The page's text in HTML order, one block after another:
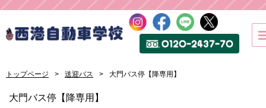
トップページ 送迎バス 大門バス停【降専用】
大門バス停【降専用】